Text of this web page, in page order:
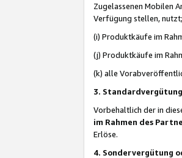
Zugelassenen Mobilen
Verfügung stellen, nutzt;
(i) Produktkäufe im
(j) Produktkäufe im
(k) alle
3.
Vorbehaltlich der in
im Rahmen des
Erlöse.
4. Sondervergütung